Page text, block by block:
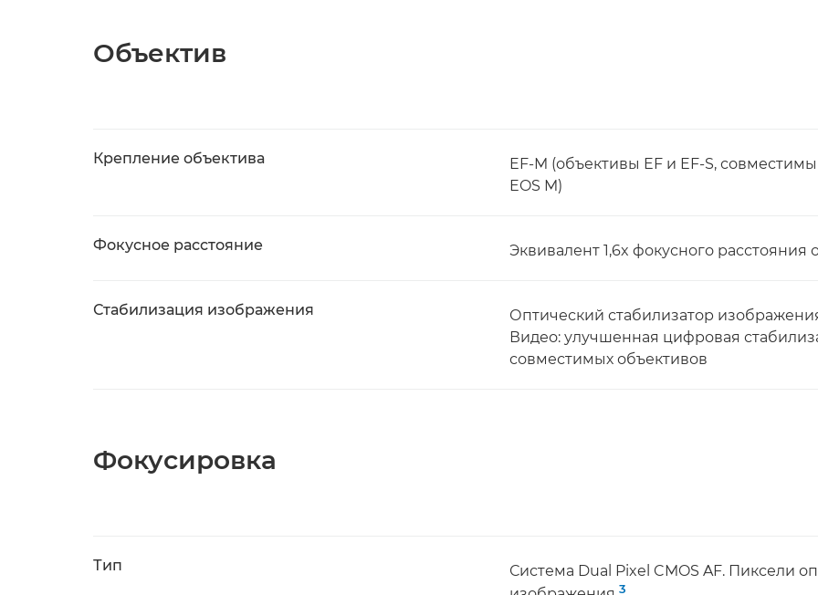
Объектив
Крепление объектива
EF-M (объективы EF и EF-S,
EOS M)
Фокусное расстояние Эквивалент 1,6x фокусного расстояния
Стабилизация изображения
Оптический стабилизатор
Видео: улучшенная цифровая
совместимых объективов
Фокусировка
Тип
Система Dual Pixel CMOS AF. Пиксели
3